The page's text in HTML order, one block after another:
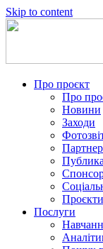
Skip to content
Про проєкт
Про
Новини
Заходи
Послуги